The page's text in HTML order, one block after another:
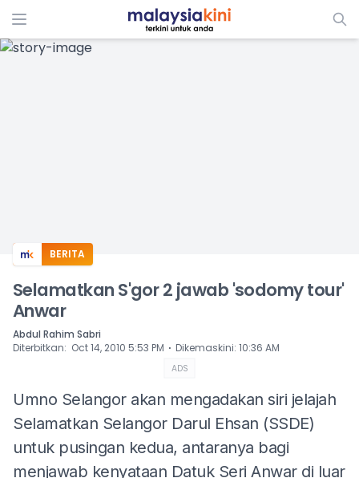
ADS
BERITA
Selamatkan S'gor 2 jawab 'sodomy tour'
Anwar
Abdul Rahim Sabri
Diterbitkan: Oct 14, 2010 5:53 PM ⋅ Dikemaskini: 10:36 AM
ADS
Umno Selangor akan mengadakan siri jelajah
Selamatkan Selangor Darul Ehsan (SSDE)
untuk pusingan kedua, antaranya bagi
menjawab kenyataan Datuk Seri Anwar di luar